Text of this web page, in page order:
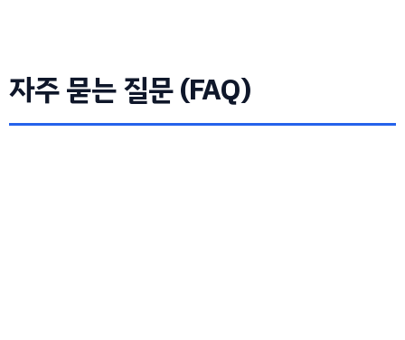
자주 묻는 질문 (FAQ)